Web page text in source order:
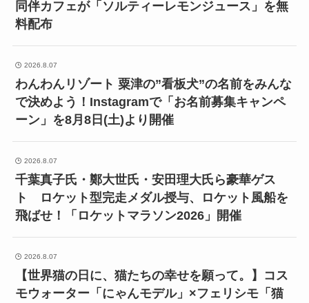
同伴カフェが「ソルティーレモンジュース」を無
料配布
2026.8.07
わんわんリゾート 粟津の”看板犬”の名前をみんな
で決めよう！Instagramで「お名前募集キャンペ
ーン」を8月8日(土)より開催
2026.8.07
千葉真子氏・鄭大世氏・安田理大氏ら豪華ゲス
ト ロケット型完走メダル授与、ロケット風船を
飛ばせ！「ロケットマラソン2026」開催
2026.8.07
【世界猫の日に、猫たちの幸せを願って。】コス
モウォーター「にゃんモデル」×フェリシモ「猫